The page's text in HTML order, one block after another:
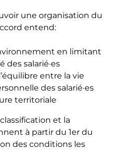
une organisation du
entend:
en limitant
des salarié·es
entre la vie
des salarié·es
territoriale
et la
à partir du 1er du
des conditions les